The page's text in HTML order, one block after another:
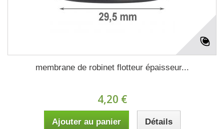
membrane de robinet flotteur épaisseur...
4,20 €
Ajouter au panier Détails